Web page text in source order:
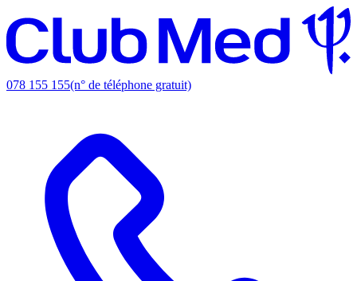
078 155 155(n° de téléphone gratuit)